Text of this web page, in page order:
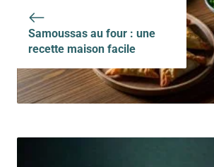
Samoussas au four : une
recette maison facile